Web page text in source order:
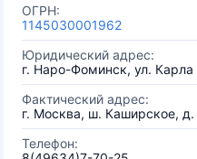
ОГРН:
1145030001962
Юридический адрес:
г. Наро-Фоминск, ул.
Фактический адрес:
г. Москва, ш. Каширское, д.
Телефон: